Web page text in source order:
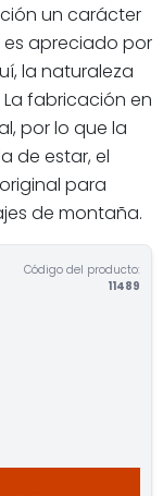
un carácter
es apreciado por
la naturaleza
fabricación en
por lo que la
de estar, el
para
de montaña.
Código del producto:
11489